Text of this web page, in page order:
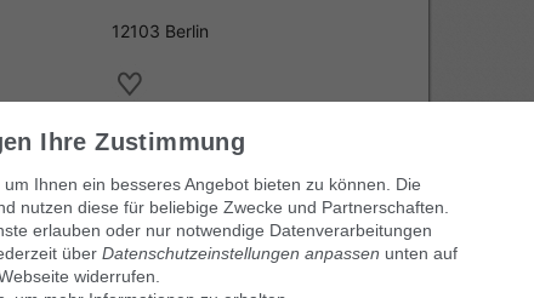
12103 Berlin
Ihre Zustimmung
Ihnen ein besseres Angebot bieten zu können. Die
nutzen diese für beliebige Zwecke und Partnerschaften.
erlauben oder nur notwendige Datenverarbeitungen
über Datenschutzeinstellungen anpassen unten auf
widerrufen.